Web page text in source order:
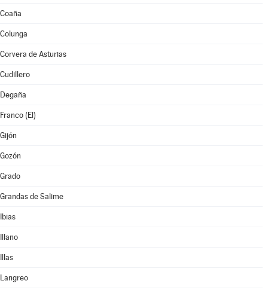
Coaña
Colunga
Corvera de Asturias
Cudillero
Degaña
Franco (El)
Gijón
Gozón
Grado
Grandas de Salime
Ibias
Illano
Illas
Langreo